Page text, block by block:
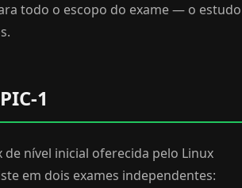
todo o escopo do exame — o estudo
1
de nível inicial oferecida pelo Linux
em dois exames independentes: